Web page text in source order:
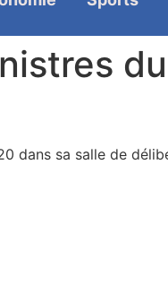
dans sa salle de